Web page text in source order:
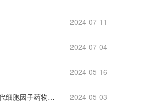
2024-07-11
2024-07-04
2024-05-16
科研动态|上海交大药学院路慧丽团队联合上海市胸科医院姜龙团队在《Cell Reports Medicine》发表下一代细胞因子药物最新成果 2024-05-03